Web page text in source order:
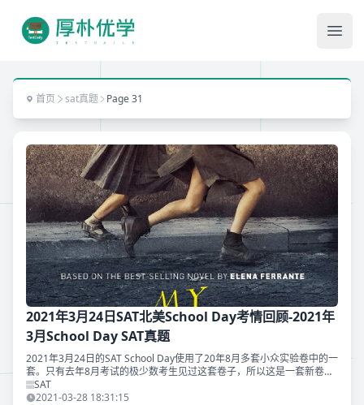
首页 sat真题 Page 31
2021年3月24日SAT北美School Day考情回顾-2021年
3月School Day SAT真题
2021年3月24日的SAT School Day使用了20年8月多套小众实验卷中的一
套。只有去年8月考试的极少数考生见过这套卷子，所以这是一套新卷。
这套卷子的阅读难度中等略偏低，语法难度适中，数学较难。 以下是
SAT
2021-03-28 18:31:15